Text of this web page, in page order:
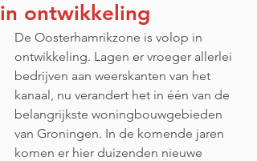
in ontwikkeling
De Oosterhamrikzone is volop in
ontwikkeling. Lagen er vroeger allerlei
bedrijven aan weerskanten van het
kanaal, nu verandert het in één van de
belangrijkste woningbouwgebieden
van Groningen. In de komende jaren
komen er hier duizenden nieuwe